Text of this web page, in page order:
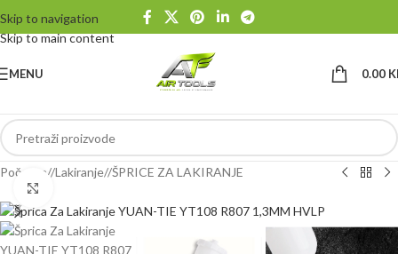
Skip to navigation
Skip to main content
MENU 0.00
Početna/ Lakiranje/ ŠPRICE ZA LAKIRANJE